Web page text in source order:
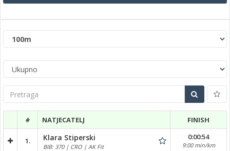
Pretraga
# NATJECATELJ FINISH
1. Klara Stiperski
BIB: 370 | CRO | AK Fit
0:00:54
9:00 min/km